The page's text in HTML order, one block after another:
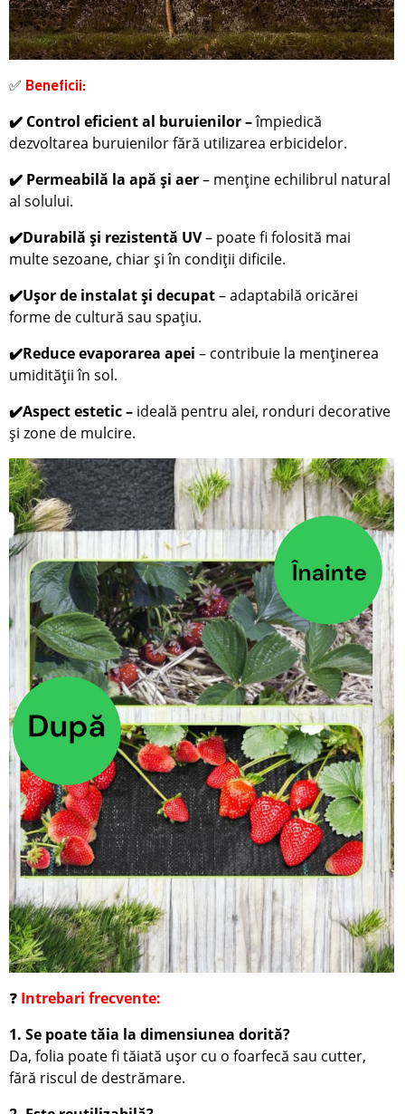
✅ Beneficii:
✔️ Control eficient al buruienilor–împiedică
dezvoltarea buruienilor fără utilizarea erbicidelor.
✔️ Permeabilă la apă și aer– menține echilibrul natural
al solului.
✔️Durabilă și rezistentă UV– poate fi folosită mai
multe sezoane, chiar și în condiții dificile.
✔️Ușor de instalat și decupat– adaptabilă oricărei
forme de cultură sau spațiu.
✔️Reduce evaporarea apei – contribuie la menținerea
umidității în sol.
✔️Aspect estetic– ideală pentru alei, ronduri decorative
și zone de mulcire.
❓ Intrebari frecvente:
1. Se poate tăia la dimensiunea dorită?
Da, folia poate fi tăiată ușor cu o foarfecă sau cutter,
fără riscul de destrămare.